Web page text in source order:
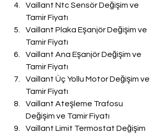
Vaillant Ntc Sensör Değişim ve
Tamir Fiyatı
Vaillant Plaka Eşanjör Değişim ve
Tamir Fiyatı
Vaillant Ana Eşanjör Değişim ve
Tamir Fiyatı
Vaillant Üç Yollu Motor Değişim ve
Tamir Fiyatı
Vaillant Ateşleme Trafosu
Değişim ve Tamir Fiyatı
Vaillant Limit Termostat Değişim